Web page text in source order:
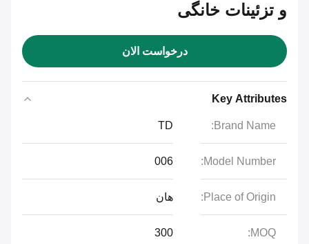
و تزئینات خانگی
درخواست الان
Key Attributes
Brand Name:
Model Number:
Place of Origin:
MOQ: